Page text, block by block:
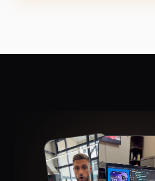
#E74C3C